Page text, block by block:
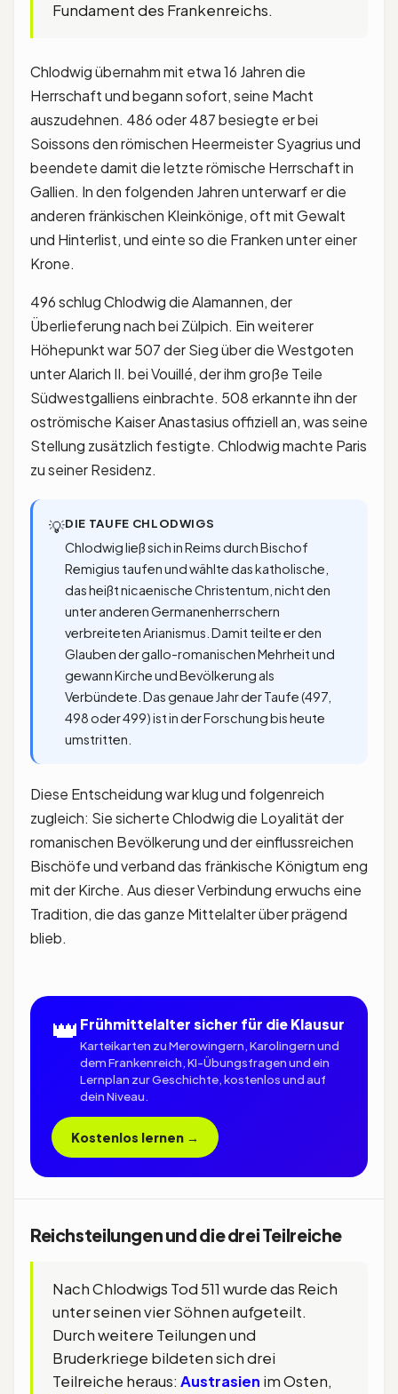
Fundament des Frankenreichs.
Chlodwig übernahm mit etwa 16 Jahren die
Herrschaft und begann sofort, seine Macht
auszudehnen. 486 oder 487 besiegte er bei
Soissons den römischen Heermeister Syagrius und
beendete damit die letzte römische Herrschaft in
Gallien. In den folgenden Jahren unterwarf er die
anderen fränkischen Kleinkönige, oft mit Gewalt
und Hinterlist, und einte so die Franken unter einer
Krone.
496 schlug Chlodwig die Alamannen, der
Überlieferung nach bei Zülpich. Ein weiterer
Höhepunkt war 507 der Sieg über die Westgoten
unter Alarich II. bei Vouillé, der ihm große Teile
Südwestgalliens einbrachte. 508 erkannte ihn der
oströmische Kaiser Anastasius offiziell an, was seine
Stellung zusätzlich festigte. Chlodwig machte Paris
zu seiner Residenz.
💡DIE TAUFE CHLODWIGS
Chlodwig ließ sich in Reims durch Bischof
Remigius taufen und wählte das katholische,
das heißt nicaenische Christentum, nicht den
unter anderen Germanenherrschern
verbreiteten Arianismus. Damit teilte er den
Glauben der gallo-romanischen Mehrheit und
gewann Kirche und Bevölkerung als
Verbündete. Das genaue Jahr der Taufe (497,
498 oder 499) ist in der Forschung bis heute
umstritten.
Diese Entscheidung war klug und folgenreich
zugleich: Sie sicherte Chlodwig die Loyalität der
romanischen Bevölkerung und der einflussreichen
Bischöfe und verband das fränkische Königtum eng
mit der Kirche. Aus dieser Verbindung erwuchs eine
Tradition, die das ganze Mittelalter über prägend
blieb.
👑 Frühmittelalter sicher für die Klausur
Karteikarten zu Merowingern, Karolingern und
dem Frankenreich, KI-Übungsfragen und ein
Lernplan zur Geschichte, kostenlos und auf
dein Niveau.
Kostenlos lernen →
Reichsteilungen und die drei Teilreiche
Nach Chlodwigs Tod 511 wurde das Reich
unter seinen vier Söhnen aufgeteilt.
Durch weitere Teilungen und
Bruderkriege bildeten sich drei
Teilreiche heraus: Austrasien im Osten,